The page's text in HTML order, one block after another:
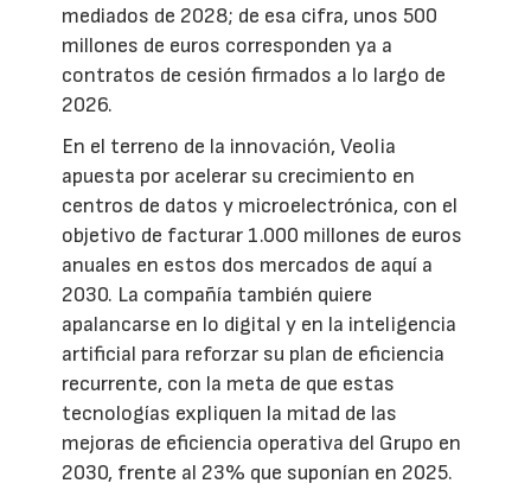
mediados de 2028; de esa cifra, unos 500
millones de euros corresponden ya a
contratos de cesión firmados a lo largo de
2026.
En el terreno de la innovación, Veolia
apuesta por acelerar su crecimiento en
centros de datos y microelectrónica, con el
objetivo de facturar 1.000 millones de euros
anuales en estos dos mercados de aquí a
2030. La compañía también quiere
apalancarse en lo digital y en la inteligencia
artificial para reforzar su plan de eficiencia
recurrente, con la meta de que estas
tecnologías expliquen la mitad de las
mejoras de eficiencia operativa del Grupo en
2030, frente al 23% que suponían en 2025.